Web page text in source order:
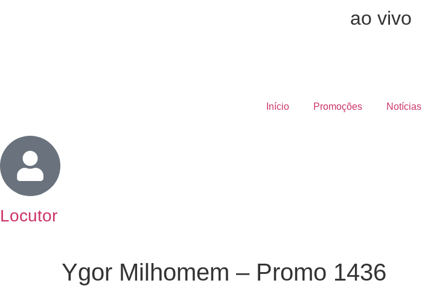
ao vivo
Início Promoções Notícias
Locutor
Ygor Milhomem – Promo 1436